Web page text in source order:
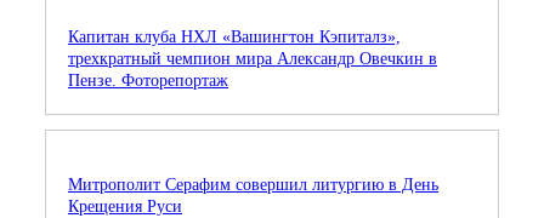
Капитан клуба НХЛ «Вашингтон Кэпиталз»,
трехкратный чемпион мира Александр Овечкин в
Пензе. Фоторепортаж
Митрополит Серафим совершил литургию в День
Крещения Руси